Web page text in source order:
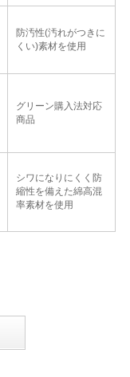
防汚性(汚れがつきに
くい)素材を使用
グリーン購入法対応
商品
シワになりにくく防
縮性を備えた綿高混
率素材を使用